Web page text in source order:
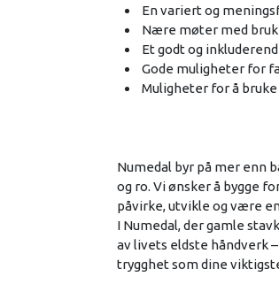
En variert og
Nære møter med
Et godt og
Gode muligheter for
Muligheter for å
Numedal byr på mer enn
og ro. Vi ønsker å bygge
påvirke, utvikle og være
I Numedal, der gamle
av livets eldste håndverk
trygghet som dine